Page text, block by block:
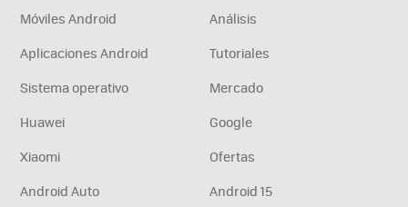
Móviles Android
Análisis
Aplicaciones Android
Tutoriales
Sistema operativo
Mercado
Huawei
Google
Xiaomi
Ofertas
Android Auto
Android 15